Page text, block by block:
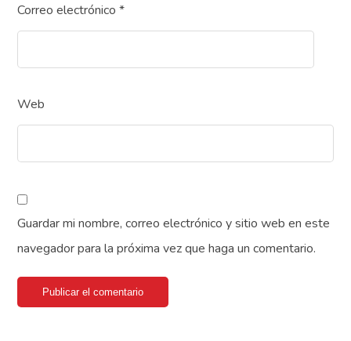
Correo electrónico*
Web
Guardar mi nombre, correo electrónico y sitio web en este
navegador para la próxima vez que haga un comentario.
Publicar el comentario